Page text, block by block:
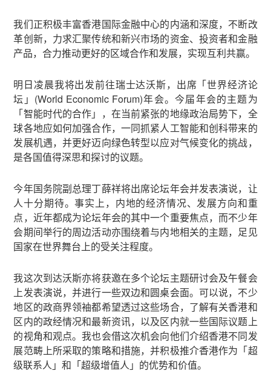
我们正积极丰富香港国际金融中心的内涵和深度，不断改
革创新，力求汇聚传统和新兴市场的资金、投资者和金融
产品，合力推动更好的区域合作和发展，实现互利共赢。
明日凌晨我将出发前往瑞士达沃斯，出席「世界经济论
坛」(World Economic Forum)年会。今届年会的主题为
「智能时代的合作」，在当前紧张的地缘政治局势下，全
球各地应如何加强合作，一同抓紧人工智能和创科带来的
发展机遇，并更好迈向绿色转型以应对气候变化的挑战，
是各国值得深思和探讨的议题。
今年国务院副总理丁薛祥将出席论坛年会并发表演说，让
人十分期待。事实上，内地的经济情况、发展方向和重
点，近年都成为论坛年会的其中一个重要焦点，而不少年
会期间举行的周边活动亦围绕着与内地相关的主题，足见
国家在世界舞台上的受关注程度。
我这次到达沃斯亦将获邀在多个论坛主题研讨会及午餐会
上发表演说，并进行一些双边和圆桌会面。可以说，不少
地区的政商界领袖都希望透过这些场合，了解有关香港和
区内的政经情况和最新资讯，以及区内就一些国际议题上
的视角和观点。我也会借这次机会向他们介绍香港不同发
展范畴上所采取的策略和措施，并积极推介香港作为「超
级联系人」和「超级增值人」的优势和价值。